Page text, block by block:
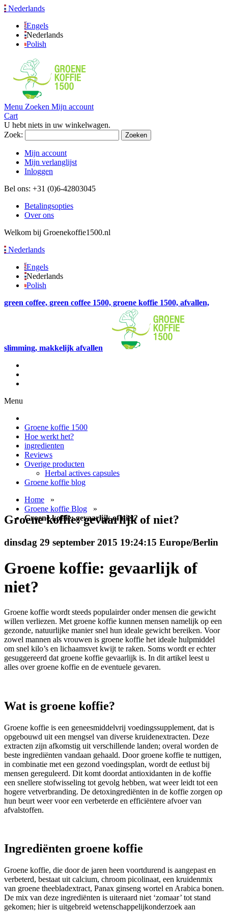
Nederlands
Engels
Nederlands
Polish
Menu Zoeken Mijn account
Cart
U hebt niets in uw winkelwagen.
Zoek:
Zoeken
Mijn account
Mijn verlanglijst
Inloggen
Bel ons: +31 (0)6-42803045
Betalingsopties
Over ons
Welkom bij Groenekoffie1500.nl
Nederlands
Engels
Nederlands
Polish
green coffee, green coffee 1500, groene koffie 1500, afvallen,
slimming, makkelijk afvallen
Menu
Groene koffie 1500
Hoe werkt het?
ingredienten
Reviews
Overige producten
Herbal actives capsules
Groene koffie blog
Home »
Groene koffie Blog »
Groene koffie: gevaarlijk of niet?
Groene koffie: gevaarlijk of niet?
dinsdag 29 september 2015 19:24:15 Europe/Berlin
Groene koffie: gevaarlijk of
niet?
Groene koffie wordt steeds populairder onder mensen die gewicht
willen verliezen. Met groene koffie kunnen mensen namelijk op een
gezonde, natuurlijke manier snel hun ideale gewicht bereiken. Voor
zowel mannen als vrouwen is groene koffie het ideale hulpmiddel
om snel kilo’s en lichaamsvet kwijt te raken. Soms wordt er echter
gesuggereerd dat groene koffie gevaarlijk is. In dit artikel leest u
alles over groene koffie en de eventuele gevaren.
Wat is groene koffie?
Groene koffie is een geneesmiddelvrij voedingssupplement, dat is
opgebouwd uit een mengsel van diverse kruidenextracten. Deze
extracten zijn afkomstig uit verschillende landen; overal worden de
beste ingrediënten vandaan gehaald. Door groene koffie te nuttigen,
in combinatie met een gezond voedingsplan, wordt de eetlust bij
mensen gereguleerd. Dit komt doordat antioxidanten in de koffie
een snellere stofwisseling tot gevolg hebben, wat weer leidt tot een
hogere vetverbranding. De detoxingrediënten in de koffie zorgen op
hun beurt weer voor een verbeterde en efficiëntere afvoer van
afvalstoffen.
Ingrediënten groene koffie
Groene koffie, die door de jaren heen voortdurend is aangepast en
verbeterd, bestaat uit calcium, chroom picolinaat, een kruidenmix
van groene theebladextract, Panax ginseng wortel en Arabica bonen.
De mix van deze ingrediënten is uiteraard niet ‘zomaar’ tot stand
gekomen; hier is uitgebreid wetenschappelijkonderzoek aan